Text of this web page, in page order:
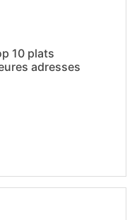
10 plats
adresses